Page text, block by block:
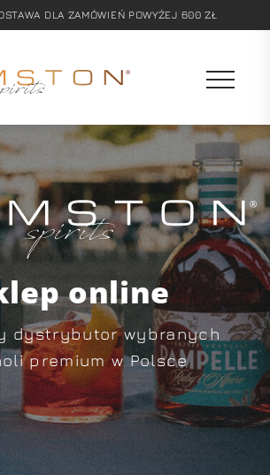
DLA ZAMÓWIEŃ POWYŻEJ 600 ZŁ
online
dystrybutor wybranych
premium w Polsce